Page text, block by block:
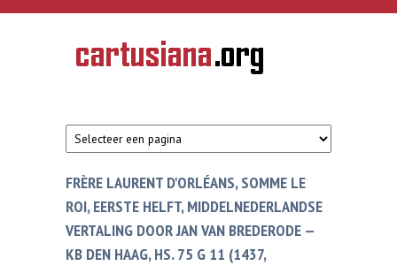
Overslaan en naar de inhoud gaan
CARTUSIANA
Geschiedenis
van de
FRÈRE LAURENT D'ORLÉANS, SOMME LE
ROI, EERSTE HELFT, MIDDELNEDERLANDSE
VERTALING DOOR JAN VAN BREDERODE —
KB DEN HAAG, HS. 75 G 11 (1437,